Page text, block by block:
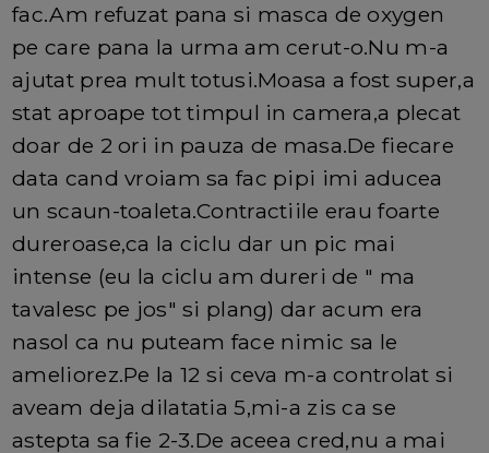
fac.Am refuzat pana si masca de oxygen
pe care pana la urma am cerut-o.Nu m-a
ajutat prea mult totusi.Moasa a fost super,a
stat aproape tot timpul in camera,a plecat
doar de 2 ori in pauza de masa.De fiecare
data cand vroiam sa fac pipi imi aducea
un scaun-toaleta.Contractiile erau foarte
dureroase,ca la ciclu dar un pic mai
intense (eu la ciclu am dureri de " ma
tavalesc pe jos" si plang) dar acum era
nasol ca nu puteam face nimic sa le
ameliorez.Pe la 12 si ceva m-a controlat si
aveam deja dilatatia 5,mi-a zis ca se
astepta sa fie 2-3.De aceea cred,nu a mai